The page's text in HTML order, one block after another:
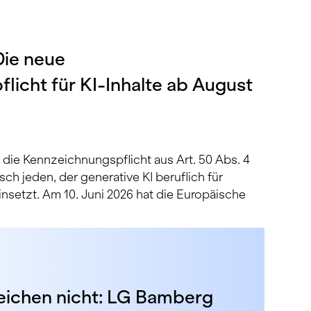
neue
für KI-Inhalte ab August
Kennzeichnungspflicht aus Art. 50 Abs. 4
jeden, der generative KI beruflich für
Am 10. Juni 2026 hat die Europäische
nicht: LG Bamberg